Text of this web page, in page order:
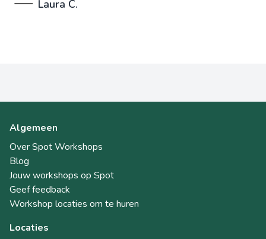
Laura C.
Algemeen
Over Spot Workshops
Blog
Jouw workshops op Spot
Geef feedback
Workshop locaties om te huren
Locaties